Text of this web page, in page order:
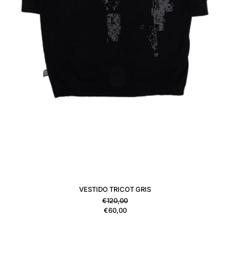
VESTIDO TRICOT GRIS
Precio habitual
€120,00
Precio de venta
€60,00